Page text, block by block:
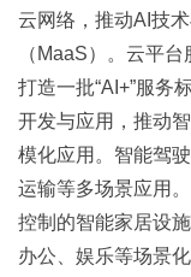
云网络，推动AI技
（MaaS）。云平
打造一批“AI+”服务
开发与应用，推动
模化应用。智能驾
运输等多场景应用
控制的智能家居设
办公、娱乐等场景化